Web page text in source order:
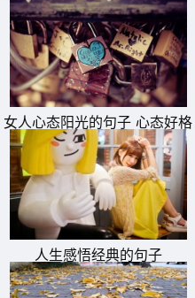
7、最难过的，莫过于当你
不可能在一起，或迟或早，
8、我以为只要很认真地喜
9、我懂覆水难收，就像你
10、喜欢你的感觉很累，但
女人心态阳光的句子 心态好格
局大的句子
人生感悟经典的句子